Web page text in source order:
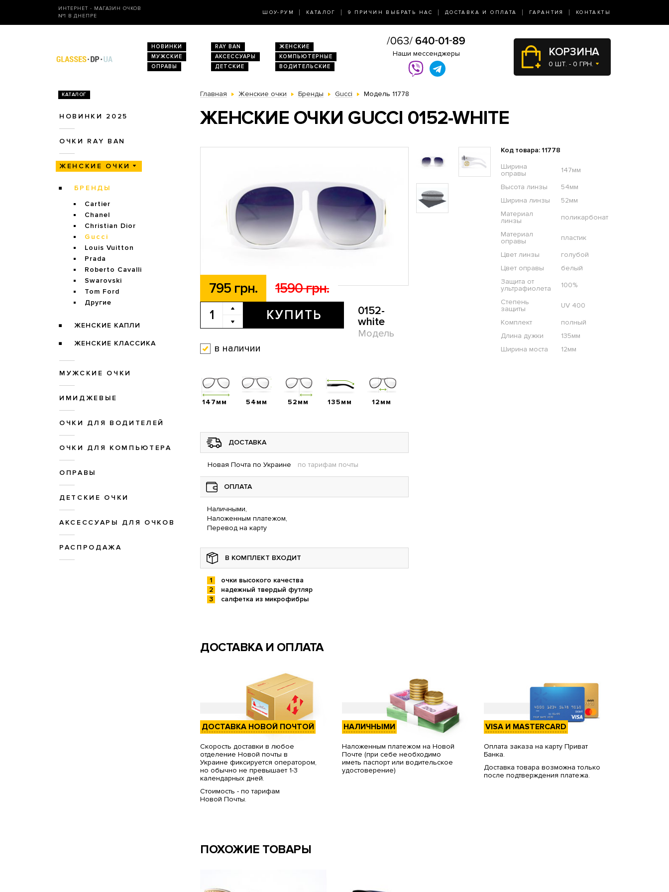
ИНТЕРНЕТ - МАГАЗИН ОЧКОВ
№1 В ДНЕПРЕ
ШОУ-РУМ КАТАЛОГ 9 ПРИЧИН ВЫБРАТЬ НАС ДОСТАВКА И ОПЛАТА ГАРАНТИЯ КОНТАКТЫ
НОВИНКИ RAY BAN
ЖЕНСКИЕ
МУЖСКИЕ
АКСЕССУАРЫ
КОМПЬЮТЕРНЫЕ
ОПРАВЫ
ДЕТСКИЕ ВОДИТЕЛЬСКИЕ
Наши мессенджеры КОРЗИНА
0 ШТ. - 0 ГРН.
КАТАЛОГ
НОВИНКИ 2025
ОЧКИ RAY BAN
ЖЕНСКИЕ ОЧКИ
БРЕНДЫ
Cartier
Chanel
Christian Dior
Gucci
Louis Vuitton
Prada
Roberto Cavalli
Swarovski
Tom Ford
Другие
ЖЕНСКИЕ КАПЛИ
ЖЕНСКИЕ КЛАССИКА
МУЖСКИЕ ОЧКИ
ИМИДЖЕВЫЕ
ОЧКИ ДЛЯ ВОДИТЕЛЕЙ
ОЧКИ ДЛЯ КОМПЬЮТЕРА
ОПРАВЫ
ДЕТСКИЕ ОЧКИ
АКСЕССУАРЫ ДЛЯ ОЧКОВ
РАСПРОДАЖА
Главная Женские очки Бренды Gucci Модель 11778
ЖЕНСКИЕ ОЧКИ GUCCI 0152-WHITE
795 грн. 1590 грн.
КУПИТЬ
0152-
white
Модель
в наличии
Код товара: 11778
Ширина
оправы
147мм
Высота линзы
54мм
Ширина линзы
52мм
Материал
линзы
поликарбонат
Материал
оправы
пластик
Цвет линзы
голубой
Цвет оправы
белый
Защита от
ультрафиолета
100%
Степень
защиты
UV 400
Комплект
полный
Длина дужки
135мм
Ширина моста
12мм
147мм 54мм 52мм 135мм 12мм
ДОСТАВКА
Новая Почта по Украине по тарифам почты
ОПЛАТА
Наличными,
Наложенным платежом,
Перевод на карту
В КОМПЛЕКТ ВХОДИТ
очки высокого качества
надежный твердый футляр
салфетка из микрофибры
ДОСТАВКА И ОПЛАТА
ДОСТАВКА НОВОЙ ПОЧТОЙ
Скорость доставки в любое
отделение Новой почты в
Украине фиксируется оператором,
но обычно не превышает 1-3
календарных дней.
Стоимость - по тарифам
Новой Почты.
НАЛИЧНЫМИ
Наложенным платежом на Новой
Почте (при себе необходимо
иметь паспорт или водительское
удостоверение)
VISA И MASTERCARD
Оплата заказа на карту Приват
Банка.
Доставка товара возможна только
после подтверждения платежа.
ПОХОЖИЕ ТОВАРЫ